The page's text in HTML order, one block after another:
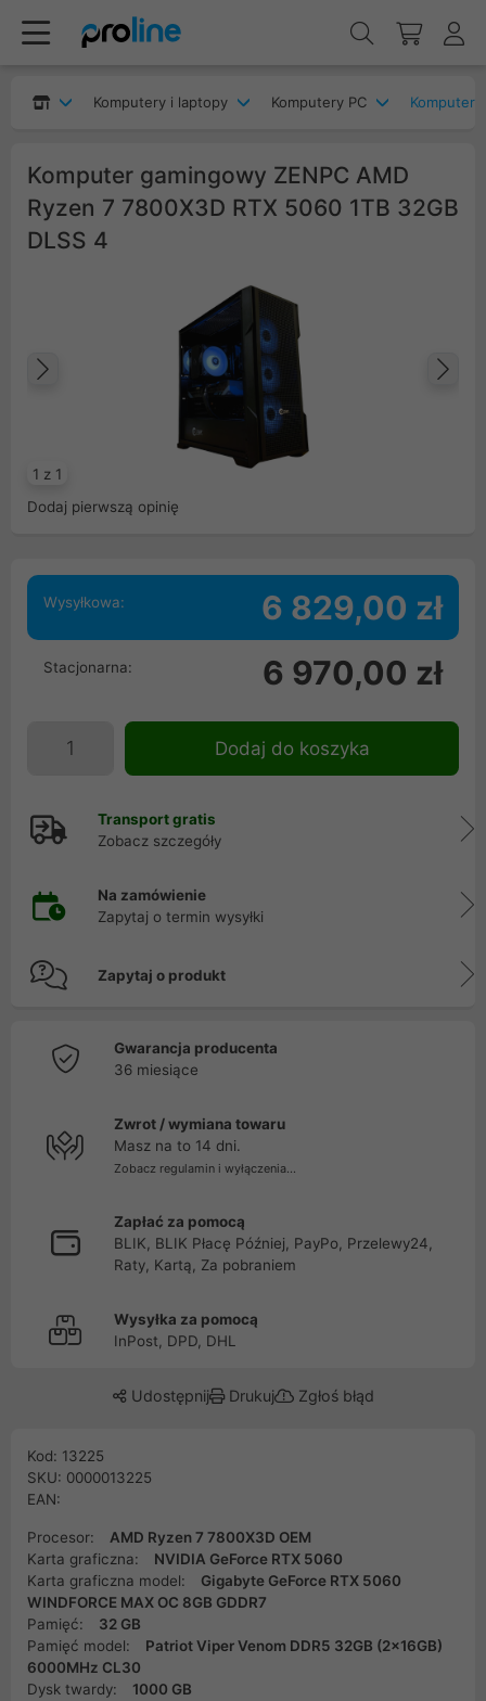
Komputery i laptopy Komputery PC
Komputer gamingowy ZENPC AMD
Ryzen 7 7800X3D RTX 5060 1TB 32GB
DLSS 4
1 z 1
Poprzedni
Dodaj pierwszą opinię
Wysyłkowa: 6 829,00 zł
Stacjonarna: 6 970,00 zł
Dodaj do koszyka
Transport gratis
Zobacz szczegóły
Na zamówienie
Zapytaj o termin wysyłki
Zapytaj o produkt
Gwarancja producenta
36 miesiące
Zwrot / wymiana towaru
Masz na to 14 dni.
Zobacz regulamin i wyłączenia...
Zapłać za pomocą
BLIK, BLIK Płacę Później, PayPo, Przelewy24,
Raty, Kartą, Za pobraniem
Wysyłka za pomocą
InPost, DPD, DHL
Udostępnij Drukuj Zgłoś błąd
Kod: 13225
SKU: 0000013225
EAN:
Procesor:
AMD Ryzen 7 7800X3D OEM
Karta graficzna:
NVIDIA GeForce RTX 5060
Karta graficzna model:
Gigabyte GeForce RTX 5060
WINDFORCE MAX OC 8GB GDDR7
Pamięć:
32 GB
Pamięć model:
Patriot Viper Venom DDR5 32GB (2x16GB)
6000MHz CL30
Dysk twardy:
1000 GB